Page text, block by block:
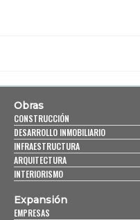
Obras
CONSTRUCCIÓN
DESARROLLO INMOBILIARIO
INFRAESTRUCTURA
ARQUITECTURA
INTERIORISMO
Expansión
EMPRESAS